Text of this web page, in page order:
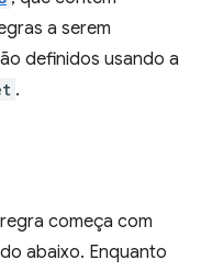
a serem
definidos usando a
.
começa com
abaixo. Enquanto